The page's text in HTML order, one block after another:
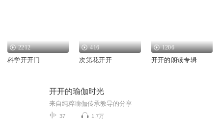
2212
科学开开门
416
次第花开开
1206
开开的朗读专辑
开开的瑜伽时光
来自纯粹瑜伽传承教导的分享
37 1.7万